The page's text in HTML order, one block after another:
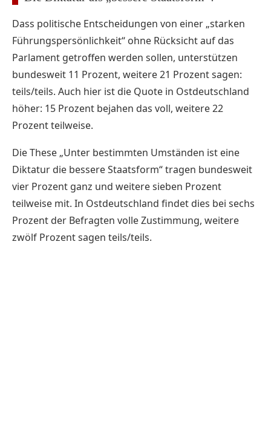
Dass politische Entscheidungen von einer „starken
Führungspersönlichkeit“ ohne Rücksicht auf das
Parlament getroffen werden sollen, unterstützen
bundesweit 11 Prozent, weitere 21 Prozent sagen:
teils/teils. Auch hier ist die Quote in Ostdeutschland
höher: 15 Prozent bejahen das voll, weitere 22
Prozent teilweise.
Die These „Unter bestimmten Umständen ist eine
Diktatur die bessere Staatsform“ tragen bundesweit
vier Prozent ganz und weitere sieben Prozent
teilweise mit. In Ostdeutschland findet dies bei sechs
Prozent der Befragten volle Zustimmung, weitere
zwölf Prozent sagen teils/teils.